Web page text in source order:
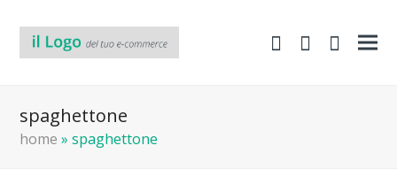
shopping-
Areasearch
spaghettone
home »spaghettone